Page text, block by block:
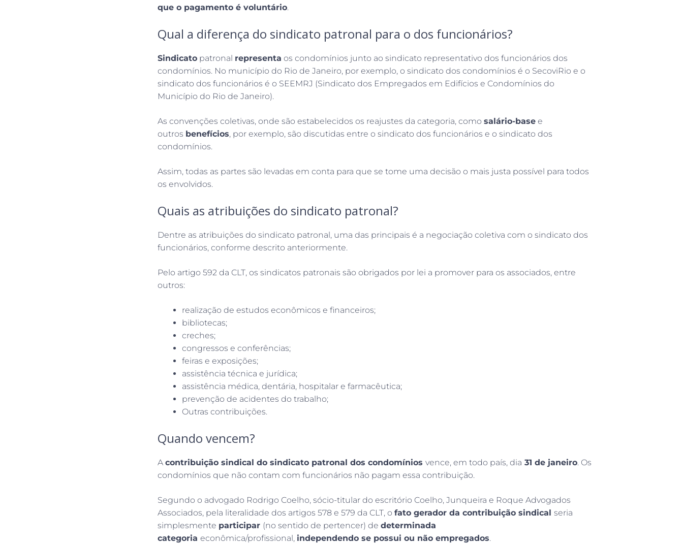
que o pagamento é voluntário.
Qual a diferença do sindicato patronal para o dos funcionários?
Sindicato patronal representa os condomínios junto ao sindicato representativo dos funcionários dos
condomínios. No município do Rio de Janeiro, por exemplo, o sindicato dos condomínios é o SecoviRio e o
sindicato dos funcionários é o SEEMRJ (Sindicato dos Empregados em Edifícios e Condomínios do
Município do Rio de Janeiro).
As convenções coletivas, onde são estabelecidos os reajustes da categoria, como salário-base e
outros benefícios, por exemplo, são discutidas entre o sindicato dos funcionários e o sindicato dos
condomínios.
Assim, todas as partes são levadas em conta para que se tome uma decisão o mais justa possível para todos
os envolvidos.
Quais as atribuições do sindicato patronal?
Dentre as atribuições do sindicato patronal, uma das principais é a negociação coletiva com o sindicato dos
funcionários, conforme descrito anteriormente.
Pelo artigo 592 da CLT, os sindicatos patronais são obrigados por lei a promover para os associados, entre
outros:
realização de estudos econômicos e financeiros;
bibliotecas;
creches;
congressos e conferências;
feiras e exposições;
assistência técnica e jurídica;
assistência médica, dentária, hospitalar e farmacêutica;
prevenção de acidentes do trabalho;
Outras contribuições.
Quando vencem?
A contribuição sindical do sindicato patronal dos condomínios vence, em todo país, dia 31 de janeiro. Os
condomínios que não contam com funcionários não pagam essa contribuição.
Segundo o advogado Rodrigo Coelho, sócio-titular do escritório Coelho, Junqueira e Roque Advogados
Associados, pela literalidade dos artigos 578 e 579 da CLT, o fato gerador da contribuição sindical seria
simplesmente participar (no sentido de pertencer) de determinada
categoria econômica/profissional, independendo se possui ou não empregados.